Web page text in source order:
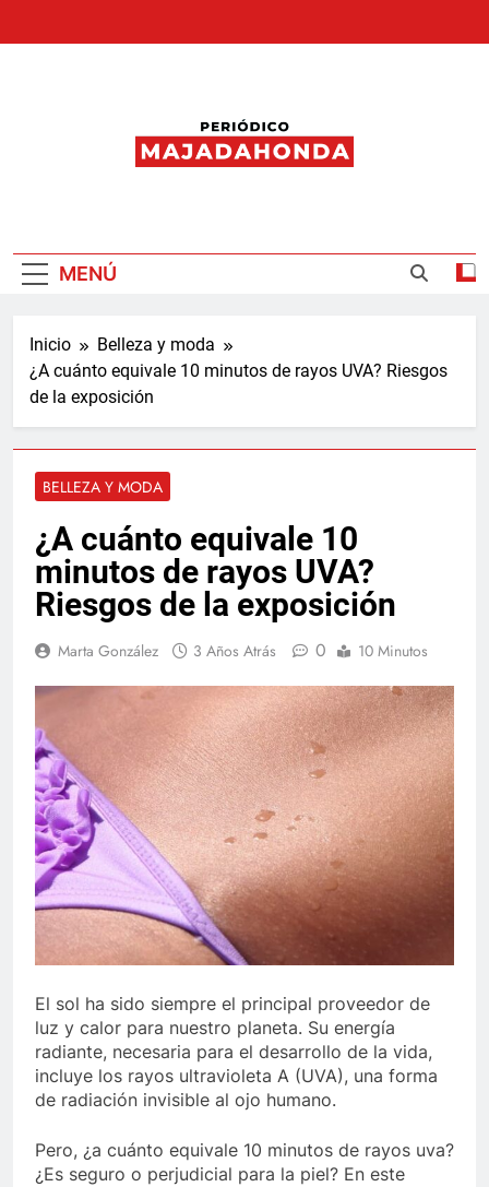
Majadahonda
MENÚ
Inicio
Belleza y moda
¿A cuánto equivale 10 minutos de rayos UVA? Riesgos
de la exposición
BELLEZA Y MODA
¿A cuánto equivale 10
minutos de rayos UVA?
Riesgos de la exposición
Marta González 3 Años Atrás 0 10 Minutos
El sol ha sido siempre el principal proveedor de
luz y calor para nuestro planeta. Su energía
radiante, necesaria para el desarrollo de la vida,
incluye los rayos ultravioleta A (UVA), una forma
de radiación invisible al ojo humano.
Pero, ¿a cuánto equivale 10 minutos de rayos uva?
¿Es seguro o perjudicial para la piel? En este